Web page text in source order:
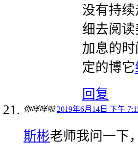
没有持
细去阅
加息的时
定的博它
回复
你咩咩啦 2019年6月14日 下午
斯彬老师我问一下